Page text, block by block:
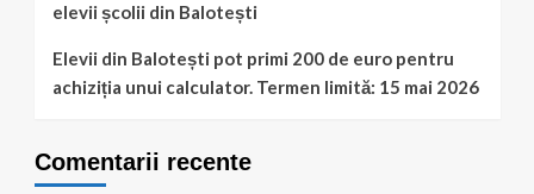
elevii școlii din Balotești
Elevii din Balotești pot primi 200 de euro pentru
achiziția unui calculator. Termen limită: 15 mai 2026
Comentarii recente